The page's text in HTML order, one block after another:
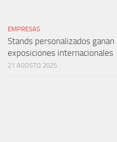
EMPRESAS
Stands personalizados
exposiciones internacionales
21 AGOSTO 2025